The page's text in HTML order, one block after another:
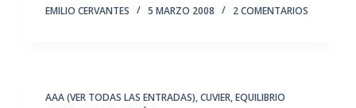
EMILIO CERVANTES 5 MARZO 2008 2 COMENTARIOS
AAA (VER TODAS LAS ENTRADAS),CUVIER,EQUILIBRIO